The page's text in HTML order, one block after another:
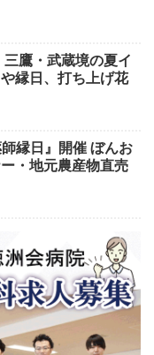
三鷹・武蔵境の夏イ
縁日、打ち上げ花
師縁日』開催 ぼんお
・地元農産物直売